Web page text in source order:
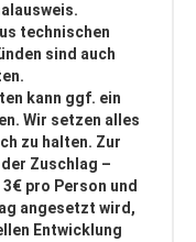
technischen
sind auch
kann ggf. ein
Wir setzen alles
zu halten. Zur
Zuschlag –
pro Person und
angesetzt wird,
Entwicklung